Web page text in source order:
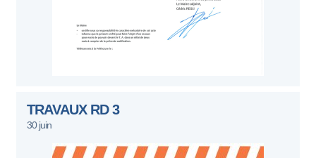
TRAVAUX RD 3
30 juin